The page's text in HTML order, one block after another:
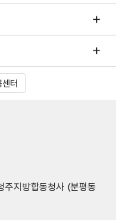
센터
지방합동청사 (분평동